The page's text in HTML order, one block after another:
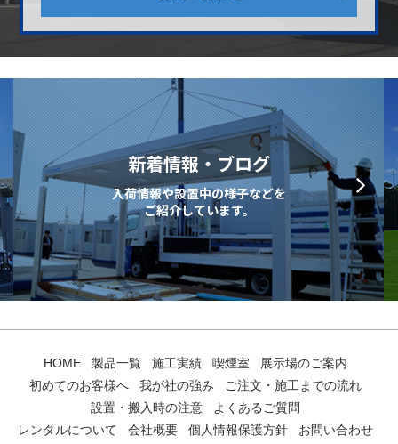
新着情報・ブログ
入荷情報や設置中の様子などを
ご紹介しています。
HOME 製品一覧 施工実績 喫煙室
展示場のご案内
初めてのお客様へ
我が社の強み
ご注文・施工までの流れ
設置・搬入時の注意
よくあるご質問
レンタルについて
会社概要 個人情報保護方針 お問い合わせ